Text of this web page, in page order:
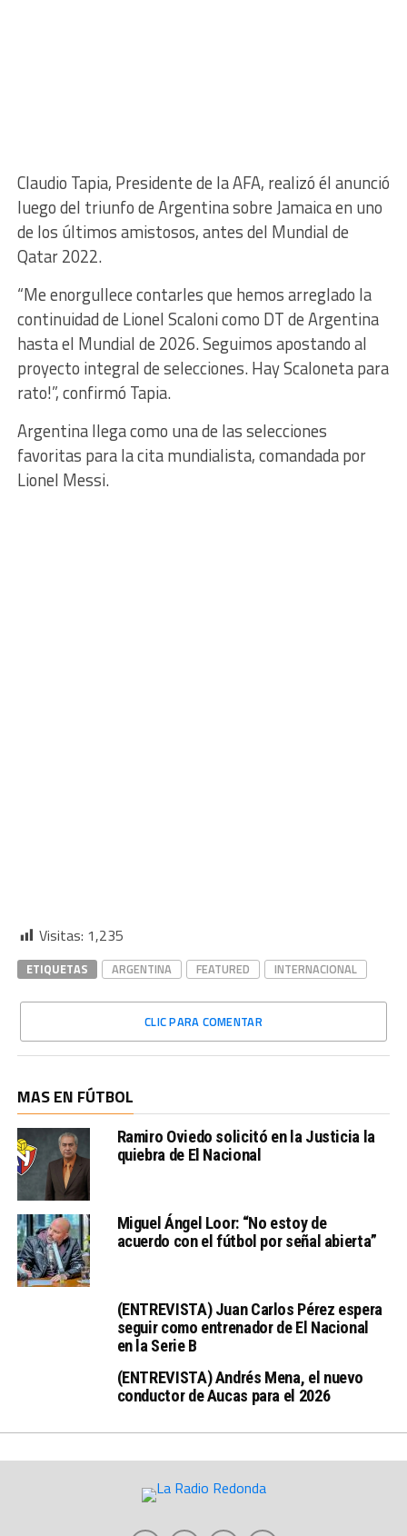
Claudio Tapia, Presidente de la AFA, realizó él anunció
luego del triunfo de Argentina sobre Jamaica en uno
de los últimos amistosos, antes del Mundial de
Qatar 2022.
“Me enorgullece contarles que hemos arreglado la
continuidad de Lionel Scaloni como DT de Argentina
hasta el Mundial de 2026. Seguimos apostando al
proyecto integral de selecciones. Hay Scaloneta para
rato!”, confirmó Tapia.
Argentina llega como una de las selecciones
favoritas para la cita mundialista, comandada por
Lionel Messi.
Visitas: 1,235
ETIQUETAS ARGENTINA FEATURED INTERNACIONAL
CLIC PARA COMENTAR
MAS EN FÚTBOL
Ramiro Oviedo solicitó en la Justicia la
quiebra de El Nacional
Miguel Ángel Loor: “No estoy de
acuerdo con el fútbol por señal abierta”
(ENTREVISTA) Juan Carlos Pérez espera
seguir como entrenador de El Nacional
en la Serie B
(ENTREVISTA) Andrés Mena, el nuevo
conductor de Aucas para el 2026